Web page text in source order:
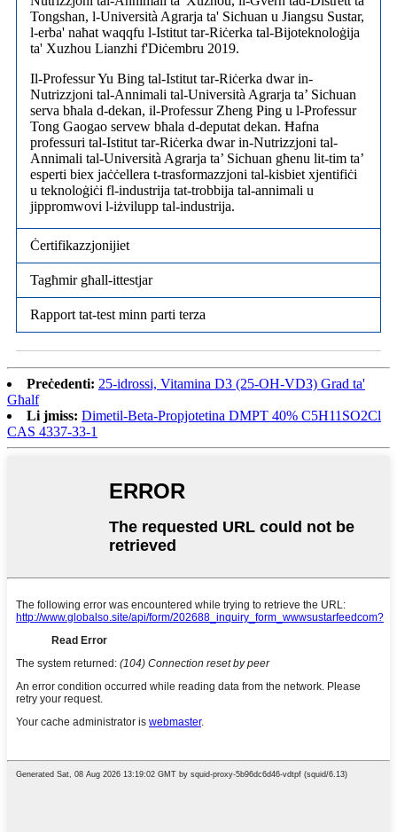
Tongshan, l-Università Agrarja ta' Sichuan u Jiangsu Sustar,
l-erba' naħat waqqfu l-Istitut tar-Riċerka tal-Bijoteknoloġija
ta' Xuzhou Lianzhi f'Diċembru 2019.
Il-Professur Yu Bing tal-Istitut tar-Riċerka dwar in-
Nutrizzjoni tal-Annimali tal-Università Agrarja ta’ Sichuan
serva bħala d-dekan, il-Professur Zheng Ping u l-Professur
Tong Gaogao servew bħala d-deputat dekan. Ħafna
professuri tal-Istitut tar-Riċerka dwar in-Nutrizzjoni tal-
Annimali tal-Università Agrarja ta’ Sichuan għenu lit-tim ta’
esperti biex jaċċellera t-trasformazzjoni tal-kisbiet xjentifiċi
u teknoloġiċi fl-industrija tat-trobbija tal-annimali u
jippromwovi l-iżvilupp tal-industrija.
Ċertifikazzjonijiet
Tagħmir għall-ittestjar
Rapport tat-test minn parti terza
Preċedenti: 25-idrossi, Vitamina D3 (25-OH-VD3) Grad ta'
Għalf
Li jmiss: Dimetil-Beta-Propjotetina DMPT 40% C5H11SO2Cl
CAS 4337-33-1